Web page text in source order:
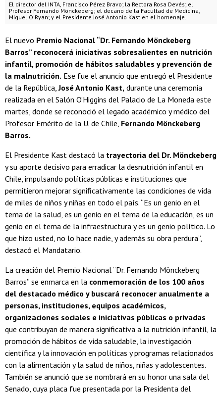
El director del INTA, Francisco Pérez Bravo; la Rectora Rosa Devés; el
Profesor Fernando Mönckeberg; el decano de la Facultad de Medicina,
Miguel O'Ryan; y el Presidente José Antonio Kast en el homenaje.
El nuevo Premio Nacional “Dr. Fernando Mönckeberg
Barros” reconocerá iniciativas sobresalientes en nutrición
infantil, promoción de hábitos saludables y prevención de
la malnutrición. Ese fue el anuncio que entregó el Presidente
de la República,José Antonio Kast, durante una ceremonia
realizada en el Salón O’Higgins del Palacio de La Moneda este
martes, donde se reconoció el legado académico y médico del
Profesor Emérito de la U. de Chile, Fernando Mönckeberg
Barros.
El Presidente Kast destacó la trayectoria del Dr. Mönckeberg
y su aporte decisivo para erradicar la desnutrición infantil en
Chile, impulsando políticas públicas e instituciones que
permitieron mejorar significativamente las condiciones de vida
de miles de niños y niñas en todo el país. “Es un genio en el
tema de la salud, es un genio en el tema de la educación, es un
genio en el tema de la infraestructura y es un genio político. Lo
que hizo usted, no lo hace nadie, y además su obra perdura”,
destacó el Mandatario.
La creación del Premio Nacional “Dr. Fernando Mönckeberg
Barros” se enmarca en la conmemoración de los 100 años
del destacado médico y buscará reconocer anualmente a
personas, instituciones, equipos académicos,
organizaciones sociales e iniciativas públicas o privadas
que contribuyan de manera significativa a la nutrición infantil, la
promoción de hábitos de vida saludable, la investigación
científica y la innovación en políticas y programas relacionados
con la alimentación y la salud de niños, niñas y adolescentes.
También se anunció que se nombrará en su honor una sala del
Senado, cuya placa fue presentada por la Presidenta del